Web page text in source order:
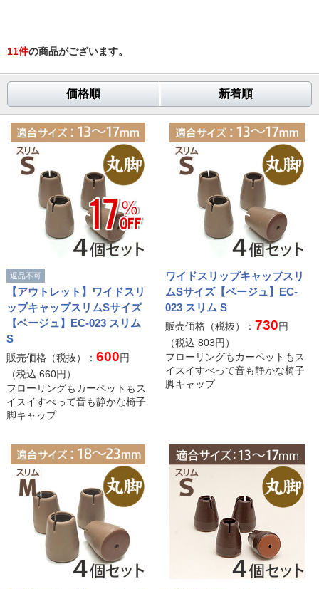
11件の商品がございます。
価格順 新着順
返品不可
【アウトレット】ワイドスリ
ップキャップスリムSサイズ
【ベージュ】EC-023 スリム
S
販売価格（税抜）： 600円
（税込 660円）
フローリングもカーペットもス
イスイすべって音も静かな椅子
脚キャップ
ワイドスリップキャップスリ
ムSサイズ【ベージュ】EC-
023 スリム S
販売価格（税抜）：730円
（税込803円）
フローリングもカーペットもス
イスイすべって音も静かな椅子
脚キャップ